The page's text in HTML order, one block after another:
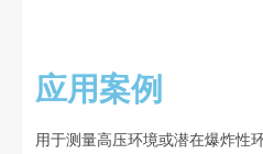
应用案例
用于测量高压环境或潜在爆炸性